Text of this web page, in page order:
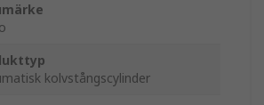
kolvstångscylinder